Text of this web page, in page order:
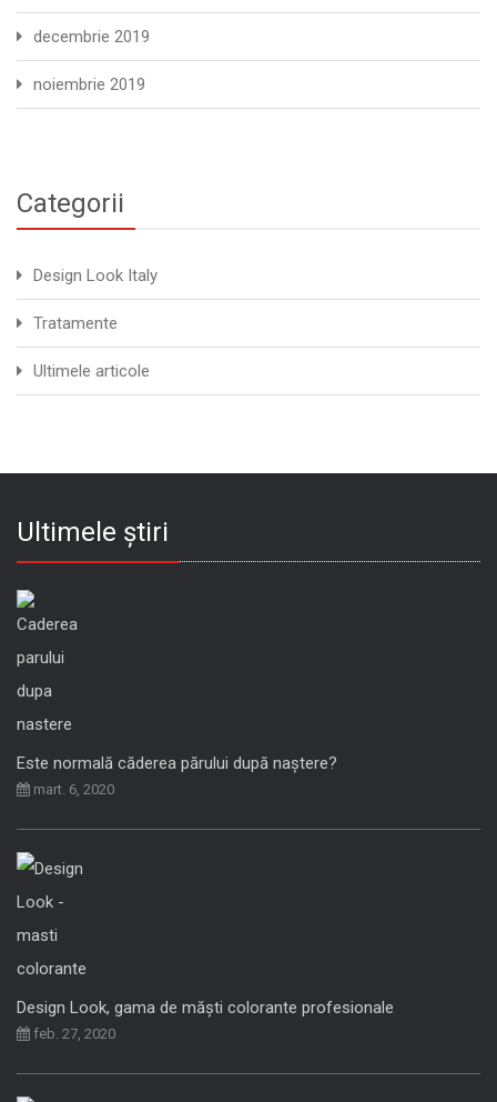
decembrie 2019
noiembrie 2019
Categorii
Design Look Italy
Tratamente
Ultimele articole
Ultimele știri
Este normală căderea părului după naștere?
mart. 6, 2020
Design Look, gama de măști colorante profesionale
feb. 27, 2020